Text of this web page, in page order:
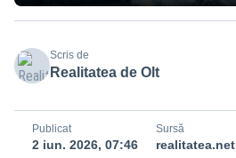
Scris de
Realitatea de Olt
Publicat
2 iun. 2026, 07:46
Sursă
realitatea.net